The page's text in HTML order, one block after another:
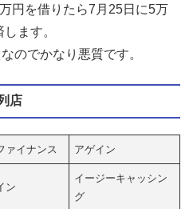
円を借りたら7月25日に5万
ます。
のでかなり悪質です。
店
ァイナンス アゲイン
ン
イージーキャッシン
グ